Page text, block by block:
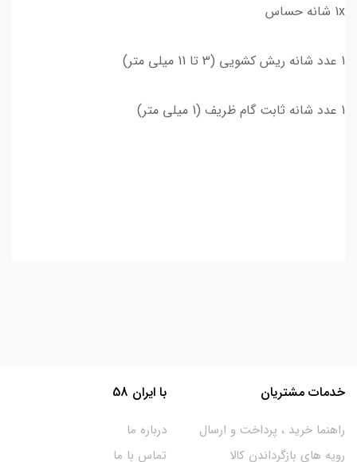
1x شانه حساس
1 عدد شانه ریش کشویی (3 تا 11 میلی متر)
1 عدد شانه ثابت گام ظریف (1 میلی متر)
خدمات مشتریان
راهنما خرید ، پرداخت و ارسال
رویه های بازگرداندن کالا
با ایران 58
درباره ما
تماس با ما